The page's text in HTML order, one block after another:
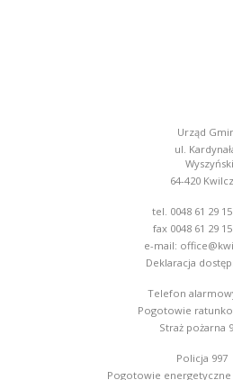
Urząd
ul.
64-420 Kwilcz
tel. 0048 61 29
fax 0048 61 29
e-mail:
Deklaracja
Telefon
Pogotowie
Straż pożarna
Policja 997
Pogotowie energetyczne